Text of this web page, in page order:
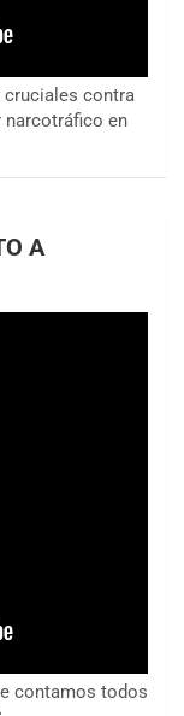
cruciales contra
narcotráfico en
A
contamos todos